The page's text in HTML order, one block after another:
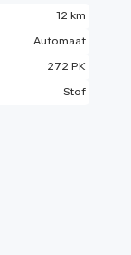
12 km
Automaat
272 PK
Stof